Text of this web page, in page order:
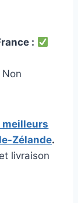
:
Non
meilleurs
Zélande.
livraison